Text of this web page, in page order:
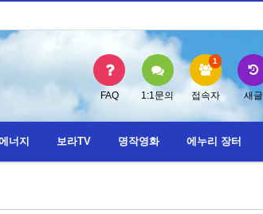
FAQ 1:1문의 접속자
1
새글
너지 보라TV 명작영화 에누리 장터